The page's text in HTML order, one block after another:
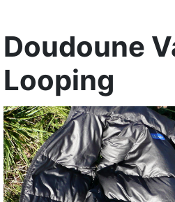
Doudoune
Looping